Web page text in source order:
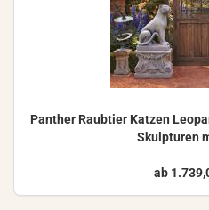
Pan­ther Raub­tier Kat­zen
Skulp­tu­ren
ab